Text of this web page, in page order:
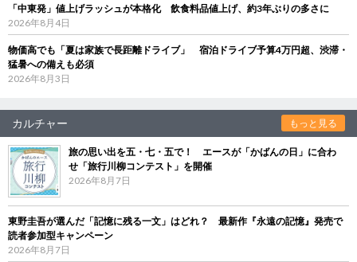
「中東発」値上げラッシュが本格化 飲食料品値上げ、約3年ぶりの多さに
2026年8月4日
物価高でも「夏は家族で長距離ドライブ」 宿泊ドライブ予算4万円超、渋滞・
猛暑への備えも必須
2026年8月3日
カルチャー もっと見る
旅の思い出を五・七・五で！ エースが「かばんの日」に合わ
せ「旅行川柳コンテスト」を開催
2026年8月7日
東野圭吾が選んだ「記憶に残る一文」はどれ？ 最新作『永遠の記憶』発売で
読者参加型キャンペーン
2026年8月7日